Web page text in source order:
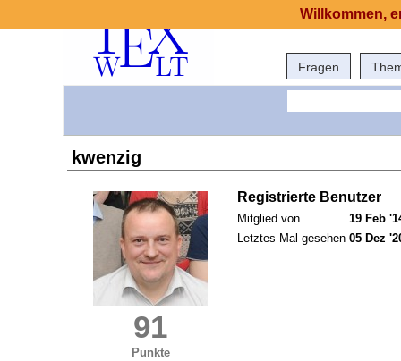
Fragen
kwenzig
91
Punkte
Registrierte Benutzer
Mitglied von
19 Feb
Letztes Mal gesehen 05 Dez
Willkommen,